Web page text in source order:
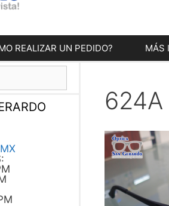
REALIZAR UN PEDIDO? MÁS
624A